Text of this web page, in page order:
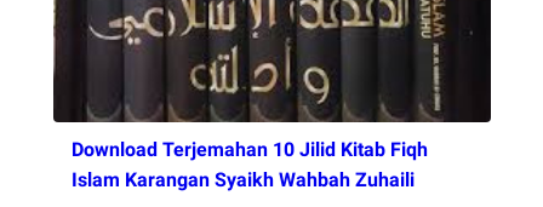
Download Terjemahan 10 Jilid Kitab Fiqh
Islam Karangan Syaikh Wahbah Zuhaili